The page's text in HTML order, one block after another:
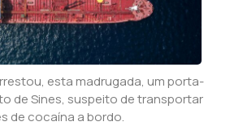
esta madrugada, um porta-
de Sines, suspeito de transportar
de cocaína a bordo.